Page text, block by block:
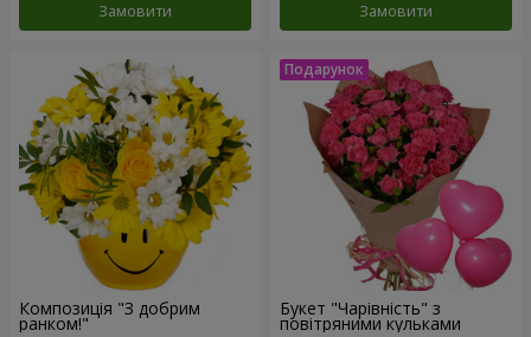
Замовити Замовити
Композиція "З добрим
ранком!"
Букет "Чарівність" з
повітряними кульками